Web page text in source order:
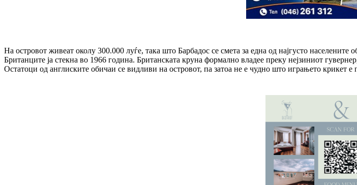
На островот живеат околу 300.000 луѓе, така што Барбадос се смета за една од најгусто
Британците ја стекна во 1966 година. Британската круна формално владее преку нејзиниот
Остатоци од англиските обичаи се видливи на островот, па затоа не е чудно што играњето крикет е